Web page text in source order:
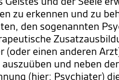
zu erkennen und zu
den sogenannten
(oder einen anderen
und neben der
(hier: Psychiater)